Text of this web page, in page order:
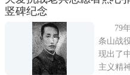
老兵影
竖碑纪念
79
条山战
现出了
主义精